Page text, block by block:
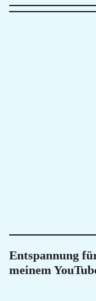
Entspannung
meinem